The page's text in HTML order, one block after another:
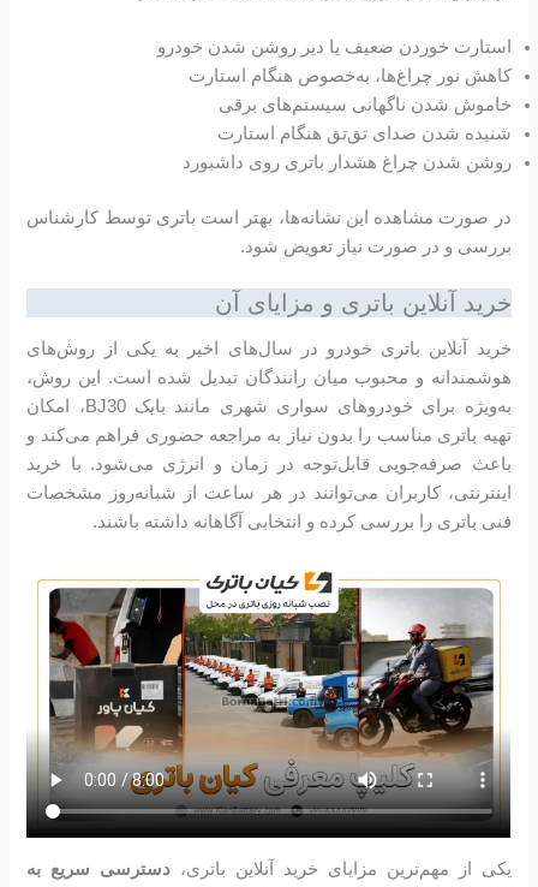
استارت خوردن ضعیف یا دیر روشن شدن خودرو
کاهش نور چراغ‌ها، به‌خصوص هنگام استارت
خاموش شدن ناگهانی سیستم‌های برقی
شنیده شدن صدای تق‌تق هنگام استارت
روشن شدن چراغ هشدار باتری روی داشبورد
در صورت مشاهده این نشانه‌ها، بهتر است باتری توسط کارشناس
بررسی و در صورت نیاز تعویض شود.
خرید آنلاین باتری و مزایای آن
خرید آنلاین باتری خودرو در سال‌های اخیر به یکی از روش‌های
هوشمندانه و محبوب میان رانندگان تبدیل شده است. این روش،
به‌ویژه برای خودروهای سواری شهری مانند بایک BJ30، امکان
تهیه باتری مناسب را بدون نیاز به مراجعه حضوری فراهم می‌کند و
باعث صرفه‌جویی قابل‌توجه در زمان و انرژی می‌شود. با خرید
اینترنتی، کاربران می‌توانند در هر ساعت از شبانه‌روز مشخصات
فنی باتری را بررسی کرده و انتخابی آگاهانه داشته باشند.
یکی از مهم‌ترین مزایای خرید آنلاین باتری، دسترسی سریع به